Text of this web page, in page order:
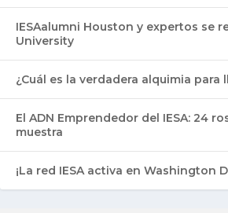
IESAalumni Houston y expertos se
University
¿Cuál es la verdadera alquimia para
El ADN Emprendedor del IESA: 24
muestra
¡La red IESA activa en Washington